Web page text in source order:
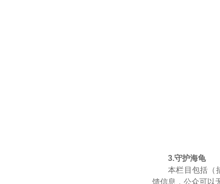
3.守护海龟
本栏目包括（
馈信息，公众可以